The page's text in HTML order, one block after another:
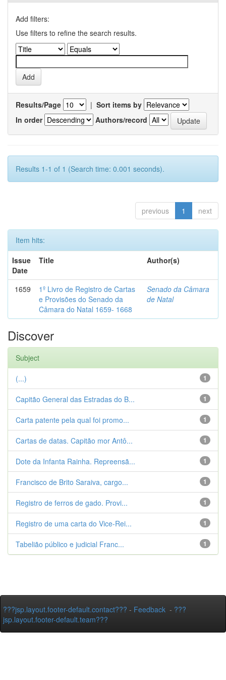
Add filters:
Use filters to refine the search results.
Results/Page | Sort items by
In order
Authors/record
Results 1-1 of 1 (Search time: 0.001 seconds).
previous 1 next
Item hits:
Issue
Date
Title Author(s)
1659
1º Livro de Registro de Cartas
e Provisões do Senado da
Câmara do Natal 1659- 1668
Senado da Câmara
de Natal
Discover
Subject
1
(...)
1
Capitão General das Estradas do B...
1
Carta patente pela qual foi promo...
1
Cartas de datas. Capitão mor Antô...
1
Dote da Infanta Rainha. Repreensã...
1
Francisco de Brito Saraiva, cargo...
1
Registro de ferros de gado. Provi...
1
Registro de uma carta do Vice-Rei...
1
Tabelião público e judicial Franc...
???jsp.layout.footer-default.contact??? - Feedback - ???
jsp.layout.footer-default.team???